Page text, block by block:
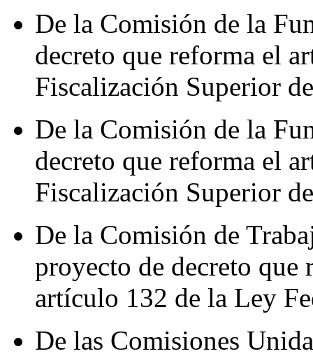
De la Comisión de la
decreto que reforma el
Fiscalización Superior
De la Comisión de la
decreto que reforma el
Fiscalización Superior
De la Comisión de
proyecto de decreto
artículo 132 de la Ley
De las Comisiones